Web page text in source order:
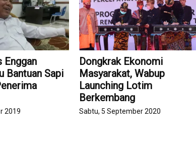
Enggan
Bantuan Sapi
2019
Dongkrak Ekonomi
Masyarakat, Wabup
Launching Lotim
Berkembang
Sabtu, 5 September 2020